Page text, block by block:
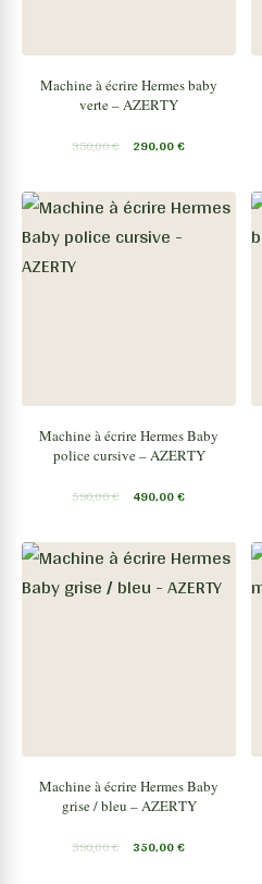
Machine à écrire Hermes baby
verte – AZERTY
350,00€ 290,00€
Machine à écrire Hermes Baby
police cursive – AZERTY
590,00€ 490,00€
Machine à écrire Hermes Baby
grise / bleu – AZERTY
390,00€ 350,00€